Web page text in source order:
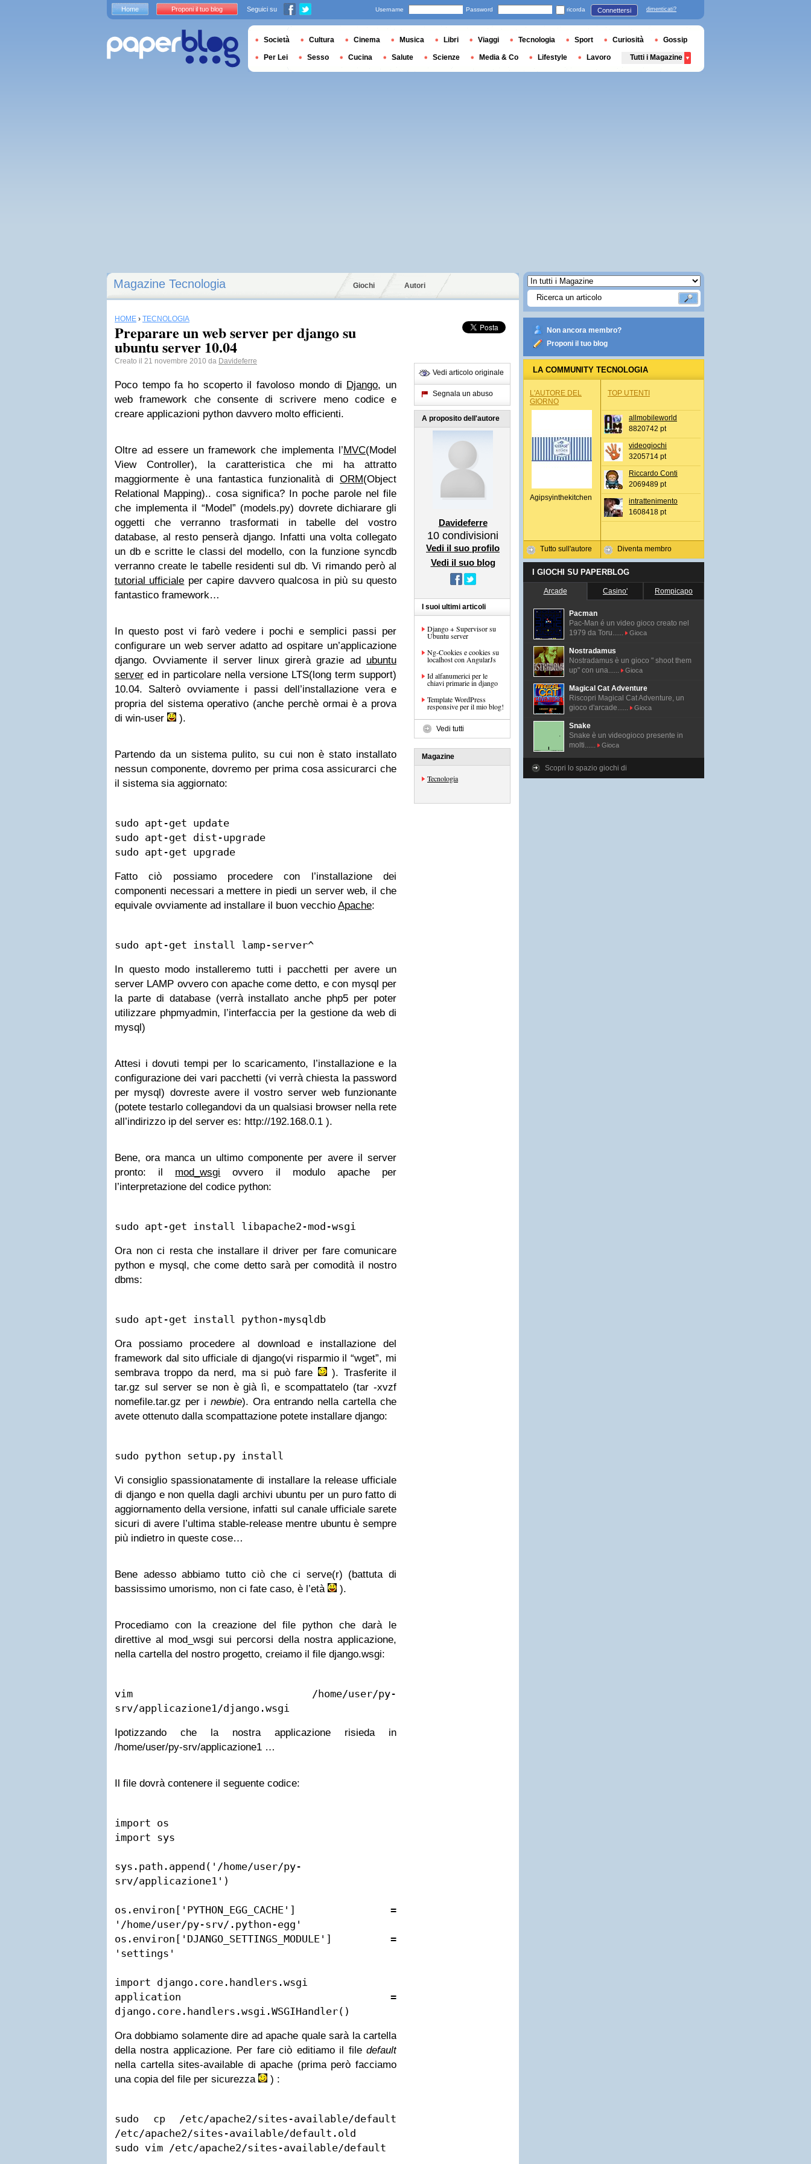
Magazine Tecnologia Giochi Autori
HOME › TECNOLOGIA
Preparare un web server per django su
ubuntu server 10.04
Creato il 21 novembre 2010 da Davideferre
Poco tempo fa ho scoperto il favoloso mondo di Django, un
web framework che consente di scrivere meno codice e
creare applicazioni python davvero molto efficienti.
Oltre ad essere un framework che implementa l’MVC(Model
View Controller), la caratteristica che mi ha attratto
maggiormente è una fantastica funzionalità di ORM(Object
Relational Mapping).. cosa significa? In poche parole nel file
che implementa il “Model” (models.py) dovrete dichiarare gli
oggetti che verranno trasformati in tabelle del vostro
database, al resto penserà django. Infatti una volta collegato
un db e scritte le classi del modello, con la funzione syncdb
verranno create le tabelle residenti sul db. Vi rimando però al
tutorial ufficiale per capire davvero qualcosa in più su questo
fantastico framework…
In questo post vi farò vedere i pochi e semplici passi per
configurare un web server adatto ad ospitare un’applicazione
django. Ovviamente il server linux girerà grazie ad ubuntu
server ed in particolare nella versione LTS(long term support)
10.04. Salterò ovviamente i passi dell’installazione vera e
propria del sistema operativo (anche perchè ormai è a prova
di win-user
).
Partendo da un sistema pulito, su cui non è stato installato
nessun componente, dovremo per prima cosa assicurarci che
il sistema sia aggiornato:
sudo apt-get update
sudo apt-get dist-upgrade
sudo apt-get upgrade
Fatto ciò possiamo procedere con l’installazione dei
componenti necessari a mettere in piedi un server web, il che
equivale ovviamente ad installare il buon vecchio Apache:
sudo apt-get install lamp-server^
In questo modo installeremo tutti i pacchetti per avere un
server LAMP ovvero con apache come detto, e con mysql per
la parte di database (verrà installato anche php5 per poter
utilizzare phpmyadmin, l’interfaccia per la gestione da web di
mysql)
Attesi i dovuti tempi per lo scaricamento, l’installazione e la
configurazione dei vari pacchetti (vi verrà chiesta la password
per mysql) dovreste avere il vostro server web funzionante
(potete testarlo collegandovi da un qualsiasi browser nella rete
all’indirizzo ip del server es: http://192.168.0.1 ).
Bene, ora manca un ultimo componente per avere il server
pronto: il mod_wsgi ovvero il modulo apache per
l’interpretazione del codice python:
sudo apt-get install libapache2-mod-wsgi
Ora non ci resta che installare il driver per fare comunicare
python e mysql, che come detto sarà per comodità il nostro
dbms:
sudo apt-get install python-mysqldb
Ora possiamo procedere al download e installazione del
framework dal sito ufficiale di django(vi risparmio il “wget”, mi
sembrava troppo da nerd, ma si può fare
). Trasferite il
tar.gz sul server se non è già lì, e scompattatelo (tar -xvzf
nomefile.tar.gz per i newbie). Ora entrando nella cartella che
avete ottenuto dalla scompattazione potete installare django:
sudo python setup.py install
Vi consiglio spassionatamente di installare la release ufficiale
di django e non quella dagli archivi ubuntu per un puro fatto di
aggiornamento della versione, infatti sul canale ufficiale sarete
sicuri di avere l’ultima stable-release mentre ubuntu è sempre
più indietro in queste cose…
Bene adesso abbiamo tutto ciò che ci serve(r) (battuta di
bassissimo umorismo, non ci fate caso, è l’età
).
Procediamo con la creazione del file python che darà le
direttive al mod_wsgi sui percorsi della nostra applicazione,
nella cartella del nostro progetto, creiamo il file django.wsgi:
vim /home/user/py-
srv/applicazione1/django.wsgi
Ipotizzando che la nostra applicazione risieda in
/home/user/py-srv/applicazione1 …
Il file dovrà contenere il seguente codice:
import os
import sys
sys.path.append('/home/user/py-
srv/applicazione1')
os.environ['PYTHON_EGG_CACHE'] =
'/home/user/py-srv/.python-egg'
os.environ['DJANGO_SETTINGS_MODULE'] =
'settings'
import django.core.handlers.wsgi
application =
Ora dobbiamo solamente dire ad apache quale sarà la cartella
della nostra applicazione. Per fare ciò editiamo il file default
nella cartella sites-available di apache (prima però facciamo
una copia del file per sicurezza
) :
sudo cp /etc/apache2/sites-available/default
/etc/apache2/sites-available/default.old
sudo vim /etc/apache2/sites-available/default
Vedi articolo originale
Segnala un abuso
A proposito dell'autore
Davideferre
10 condivisioni
Vedi il suo profilo
Vedi il suo blog
I suoi ultimi articoli
Django + Supervisor su
Ubuntu server
Ng-Cookies e cookies su
localhost con AngularJs
Id alfanumerici per le
chiavi primarie in django
Template WordPress
responsive per il mio blog!
Vedi tutti
Magazine
Tecnologia
Non ancora membro?
Proponi il tuo blog
LA COMMUNITY TECNOLOGIA
L'AUTORE DEL
GIORNO
Agipsyinthekitchen
Tutto sull'autore
TOP UTENTI
allmobileworld
8820742 pt
videogiochi
3205714 pt
Riccardo Conti
2069489 pt
intrattenimento
1608418 pt
Diventa membro
I GIOCHI SU PAPERBLOG
Arcade Casino' Rompicapo
Pacman
Pac-Man é un video gioco creato nel
1979 da Toru......
Gioca
Nostradamus
Nostradamus è un gioco " shoot them
up" con una......
Gioca
Magical Cat Adventure
Riscopri Magical Cat Adventure, un
gioco d'arcade......
Gioca
Snake
Snake è un videogioco presente in
molti......
Gioca
Scopri lo spazio giochi di
Home Proponi il tuo blog Seguici su Username Password ricorda Connettersi dimenticati?
Società Cultura Cinema Musica Libri Viaggi Tecnologia Sport Curiosità Gossip
Per Lei Sesso Cucina Salute Scienze Media & Co Lifestyle Lavoro Tutti i Magazine